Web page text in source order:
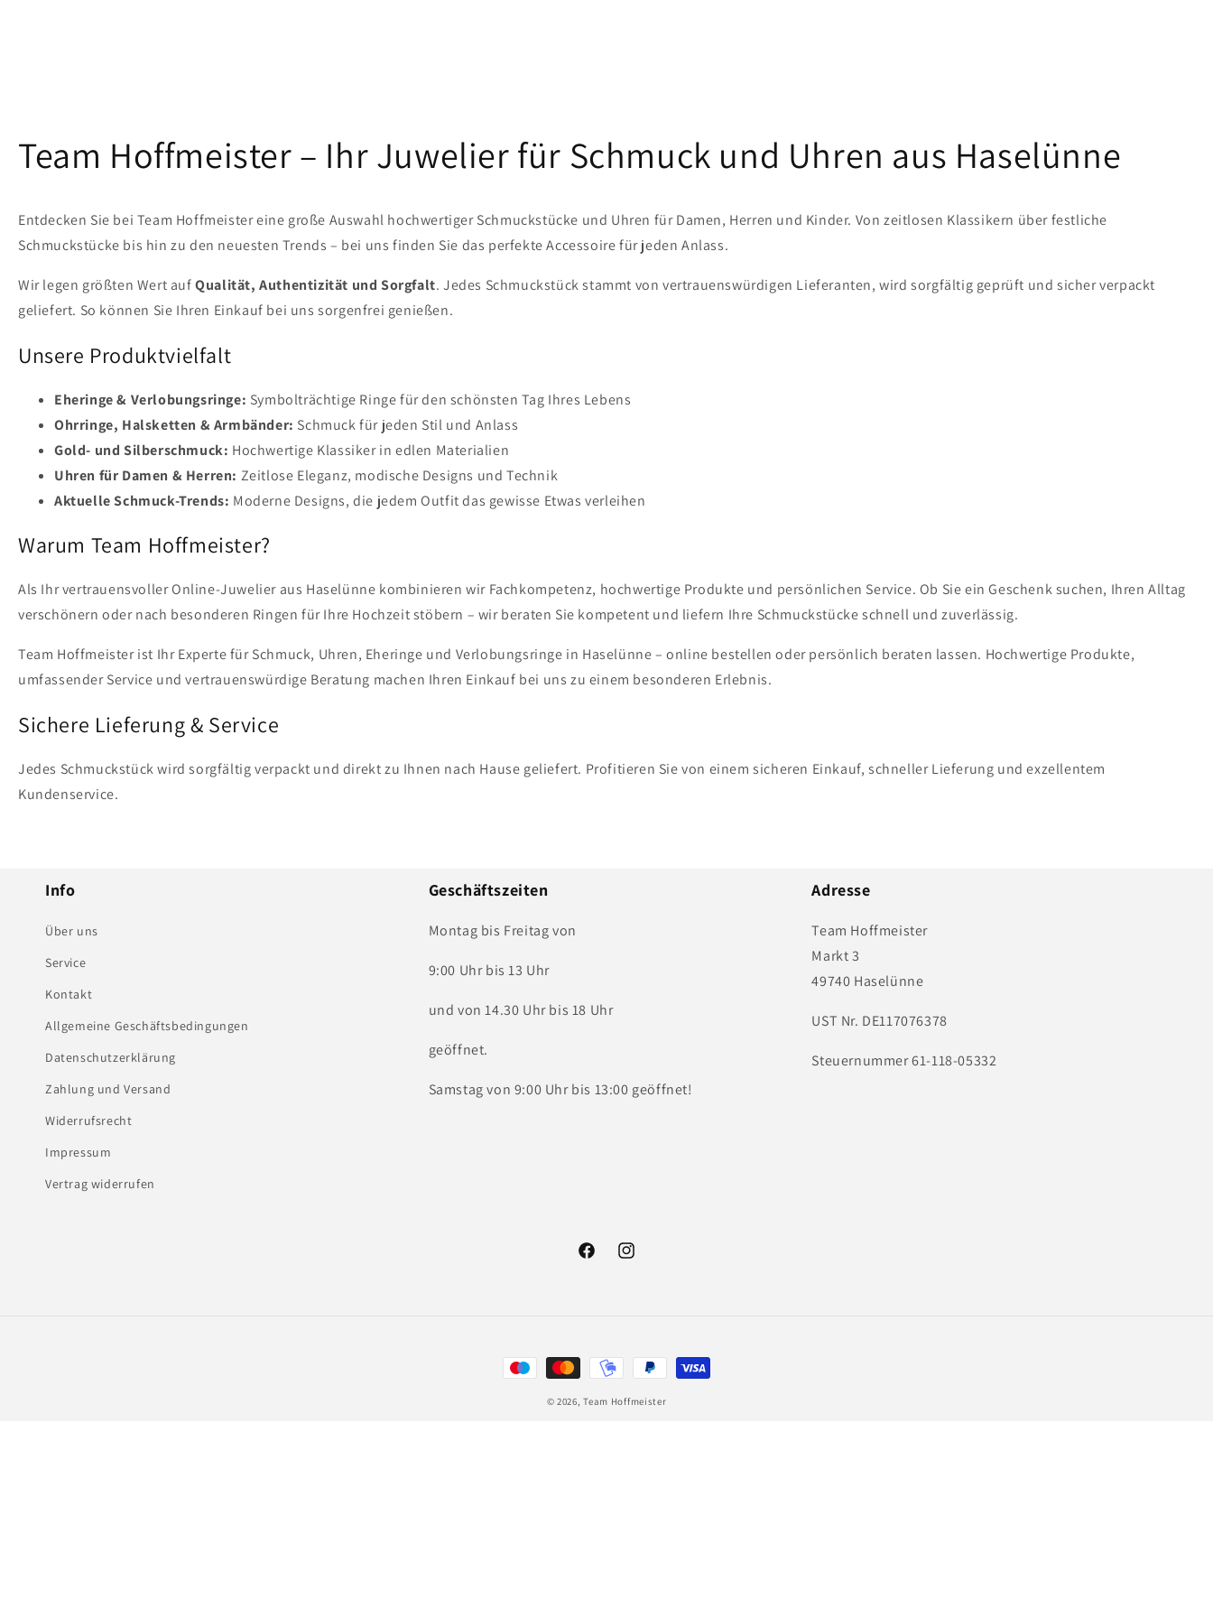
Team Hoffmeister – Ihr Juwelier für Schmuck und Uhren aus Haselünne
Entdecken Sie bei Team Hoffmeister eine große Auswahl hochwertiger Schmuckstücke und Uhren für Damen, Herren und Kinder. Von zeitlosen Klassikern über festliche
Schmuckstücke bis hin zu den neuesten Trends – bei uns finden Sie das perfekte Accessoire für jeden Anlass.
Wir legen größten Wert aufQualität, Authentizität und Sorgfalt. Jedes Schmuckstück stammt von vertrauenswürdigen Lieferanten, wird sorgfältig geprüft und sicher verpackt
geliefert. So können Sie Ihren Einkauf bei uns sorgenfrei genießen.
Unsere Produktvielfalt
Eheringe & Verlobungsringe: Symbolträchtige Ringe für den schönsten Tag Ihres Lebens
Ohrringe, Halsketten & Armbänder: Schmuck für jeden Stil und Anlass
Gold- und Silberschmuck: Hochwertige Klassiker in edlen Materialien
Uhren für Damen & Herren: Zeitlose Eleganz, modische Designs und Technik
Aktuelle Schmuck-Trends: Moderne Designs, die jedem Outfit das gewisse Etwas verleihen
Warum Team Hoffmeister?
Als Ihr vertrauensvoller Online-Juwelier aus Haselünne kombinieren wir Fachkompetenz, hochwertige Produkte und persönlichen Service. Ob Sie ein Geschenk suchen, Ihren Alltag
verschönern oder nach besonderen Ringen für Ihre Hochzeit stöbern – wir beraten Sie kompetent und liefern Ihre Schmuckstücke schnell und zuverlässig.
Team Hoffmeister ist Ihr Experte für Schmuck, Uhren, Eheringe und Verlobungsringe in Haselünne – online bestellen oder persönlich beraten lassen. Hochwertige Produkte,
umfassender Service und vertrauenswürdige Beratung machen Ihren Einkauf bei uns zu einem besonderen Erlebnis.
Sichere Lieferung & Service
Jedes Schmuckstück wird sorgfältig verpackt und direkt zu Ihnen nach Hause geliefert. Profitieren Sie von einem sicheren Einkauf, schneller Lieferung und exzellentem
Kundenservice.
Info
Über uns
Service
Kontakt
Allgemeine Geschäftsbedingungen
Datenschutzerklärung
Zahlung und Versand
Widerrufsrecht
Impressum
Vertrag widerrufen
Geschäftszeiten
Montag bis Freitag von
9:00 Uhr bis 13 Uhr
und von 14.30 Uhr bis 18 Uhr
geöffnet.
Samstag von 9:00 Uhr bis 13:00 geöffnet!
Adresse
Team Hoffmeister
Markt 3
49740 Haselünne
UST Nr. DE117076378
Steuernummer 61-118-05332
FacebookInstagram
Zahlungsmethoden
© 2026,Team Hoffmeister